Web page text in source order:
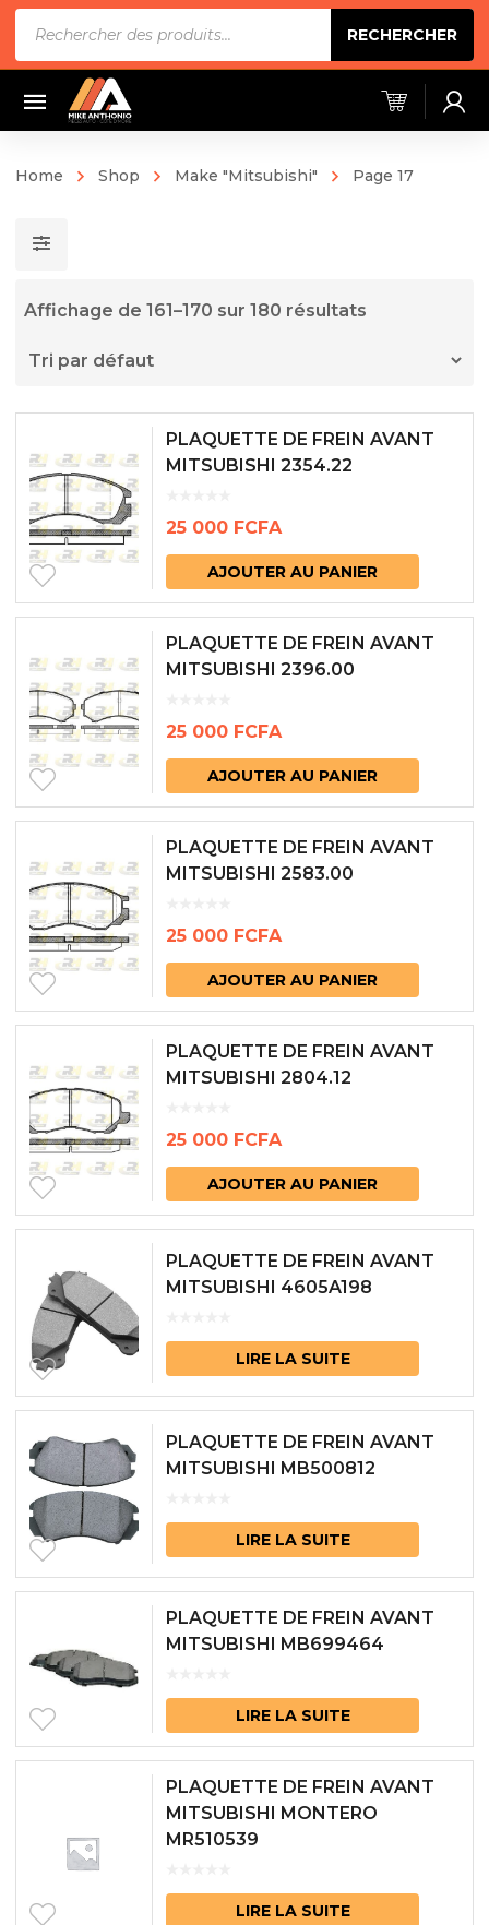
produits
RECHERCHER
Home Shop Make "Mitsubishi" Page 17
Affichage de 161–170 sur 180 résultats
PLAQUETTE DE FREIN AVANT
MITSUBISHI 2354.22
25 000 FCFA
AJOUTER AU PANIER
PLAQUETTE DE FREIN AVANT
MITSUBISHI 2396.00
25 000 FCFA
AJOUTER AU PANIER
PLAQUETTE DE FREIN AVANT
MITSUBISHI 2583.00
25 000 FCFA
AJOUTER AU PANIER
PLAQUETTE DE FREIN AVANT
MITSUBISHI 2804.12
25 000 FCFA
AJOUTER AU PANIER
PLAQUETTE DE FREIN AVANT
MITSUBISHI 4605A198
LIRE LA SUITE
PLAQUETTE DE FREIN AVANT
MITSUBISHI MB500812
LIRE LA SUITE
PLAQUETTE DE FREIN AVANT
MITSUBISHI MB699464
LIRE LA SUITE
PLAQUETTE DE FREIN AVANT
MITSUBISHI MONTERO
MR510539
LIRE LA SUITE